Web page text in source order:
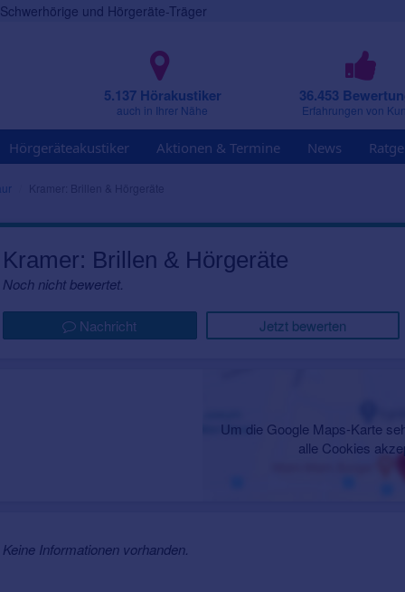
und Hörgeräte-Träger
5.137 Hörakustiker
auch in Ihrer Nähe
36.453
Erfahrungen von
Hörgeräteakustiker Aktionen & Termine News
Kramer: Brillen & Hörgeräte
Kramer: Brillen & Hörgeräte
Noch nicht bewertet.
Nachricht Jetzt bewerten
Um die Google Maps-Karte
alle Cookies
Keine Informationen vorhanden.